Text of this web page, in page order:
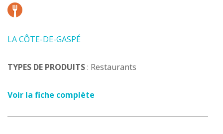
LA CÔTE-DE-GASPÉ
TYPES DE PRODUITS: Restaurants
Voir la fiche complète